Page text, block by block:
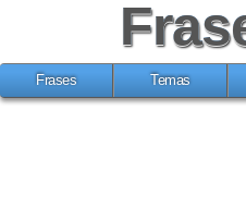
Frases Temas